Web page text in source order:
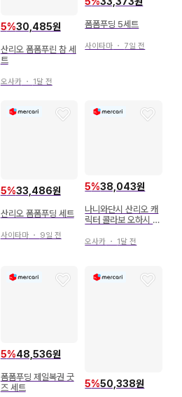
5%30,485원
산리오 폼폼푸린 참 세
트
오사카・ 1달 전
폼폼푸딩 5세트
사이타마 ・ 7일 전
5%33,486원
산리오 폼폼푸딩 세트
사이타마・ 9일 전
5%38,043원
나니와단시 산리오 캐
릭터 콜라보 오하시 카
폼푸린
오사카 ・ 1달 전
5%48,536원
폼폼푸딩 제일복권 굿
즈 세트
5%50,338원